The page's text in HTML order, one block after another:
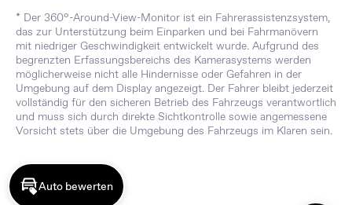
* Der 360°-Around-View-Monitor ist ein Fahrerassistenzsystem,
das zur Unterstützung beim Einparken und bei Fahrmanövern
mit niedriger Geschwindigkeit entwickelt wurde. Aufgrund des
begrenzten Erfassungsbereichs des Kamerasystems werden
möglicherweise nicht alle Hindernisse oder Gefahren in der
Umgebung auf dem Display angezeigt. Der Fahrer bleibt jederzeit
vollständig für den sicheren Betrieb des Fahrzeugs verantwortlich
und muss sich durch direkte Sichtkontrolle sowie angemessene
Vorsicht stets über die Umgebung des Fahrzeugs im Klaren sein.
Auto bewerten